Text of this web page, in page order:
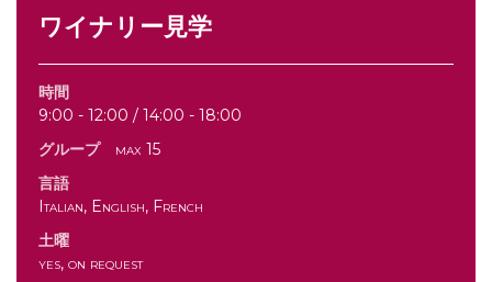
ワイナリー見学
時間
9:00 - 12:00 / 14:00 - 18:00
グループ
max 15
言語
Italian, English, French
土曜
yes, on request